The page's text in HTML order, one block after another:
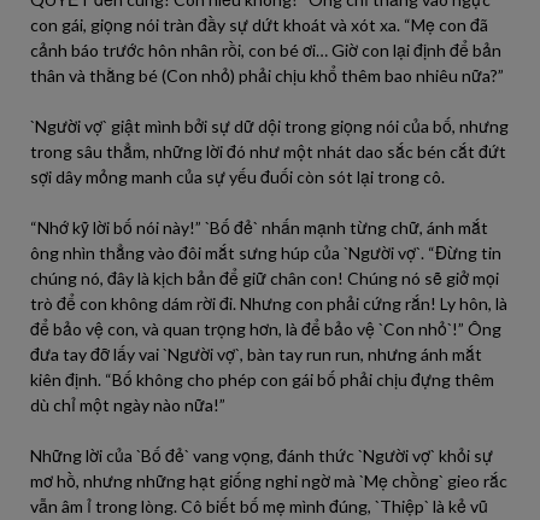
con gái, giọng nói tràn đầy sự dứt khoát và xót xa. “Mẹ con đã
cảnh báo trước hôn nhân rồi, con bé ơi… Giờ con lại định để bản
thân và thằng bé (Con nhỏ) phải chịu khổ thêm bao nhiêu nữa?”
`Người vợ` giật mình bởi sự dữ dội trong giọng nói của bố, nhưng
trong sâu thẳm, những lời đó như một nhát dao sắc bén cắt đứt
sợi dây mỏng manh của sự yếu đuối còn sót lại trong cô.
“Nhớ kỹ lời bố nói này!” `Bố đẻ` nhấn mạnh từng chữ, ánh mắt
ông nhìn thẳng vào đôi mắt sưng húp của `Người vợ`. “Đừng tin
chúng nó, đây là kịch bản để giữ chân con! Chúng nó sẽ giở mọi
trò để con không dám rời đi. Nhưng con phải cứng rắn! Ly hôn, là
để bảo vệ con, và quan trọng hơn, là để bảo vệ `Con nhỏ`!” Ông
đưa tay đỡ lấy vai `Người vợ`, bàn tay run run, nhưng ánh mắt
kiên định. “Bố không cho phép con gái bố phải chịu đựng thêm
dù chỉ một ngày nào nữa!”
Những lời của `Bố đẻ` vang vọng, đánh thức `Người vợ` khỏi sự
mơ hồ, nhưng những hạt giống nghi ngờ mà `Mẹ chồng` gieo rắc
vẫn âm ỉ trong lòng. Cô biết bố mẹ mình đúng, `Thiệp` là kẻ vũ